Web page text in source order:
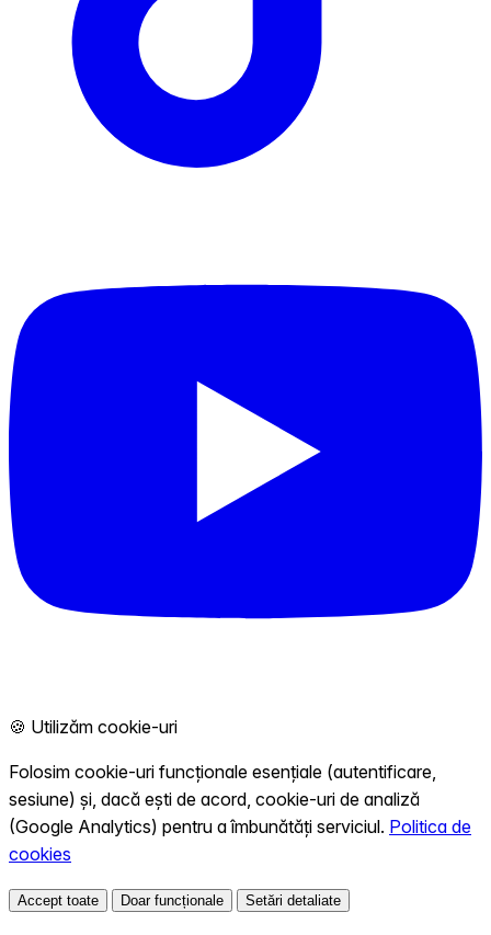
🍪 Utilizăm cookie-uri
Folosim cookie-uri funcționale esențiale (autentificare,
sesiune) și, dacă ești de acord, cookie-uri de analiză
(Google Analytics) pentru a îmbunătăți serviciul. Politica de
cookies
Accept toate Doar funcționale Setări detaliate